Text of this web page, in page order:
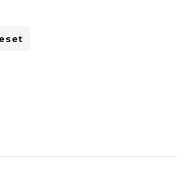
30 fokon. Fehérítőnek nem
200 x 220 cm; Lepedő
pamut és 20% poliészter.